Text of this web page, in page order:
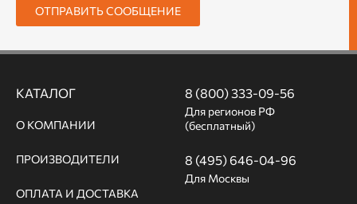
ОТПРАВИТЬ СООБЩЕНИЕ
КАТАЛОГ
О КОМПАНИИ
ПРОИЗВОДИТЕЛИ
ОПЛАТА И ДОСТАВКА
8 (800) 333-09-56
Для регионов РФ
(бесплатный)
8 (495) 646-04-96
Для Москвы